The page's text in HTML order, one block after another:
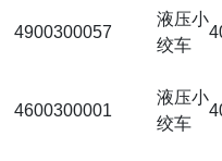
4900300057
液压小
绞车
4600300001
液压小
绞车